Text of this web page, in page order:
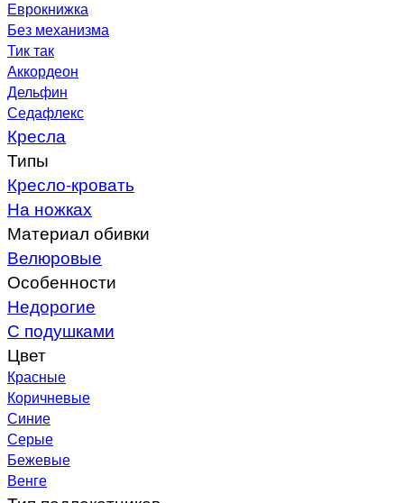
Еврокнижка
Без механизма
Тик так
Аккордеон
Дельфин
Седафлекс
Кресла
Типы
Кресло-кровать
На ножках
Материал обивки
Велюровые
Особенности
Недорогие
С подушками
Цвет
Красные
Коричневые
Синие
Серые
Бежевые
Венге